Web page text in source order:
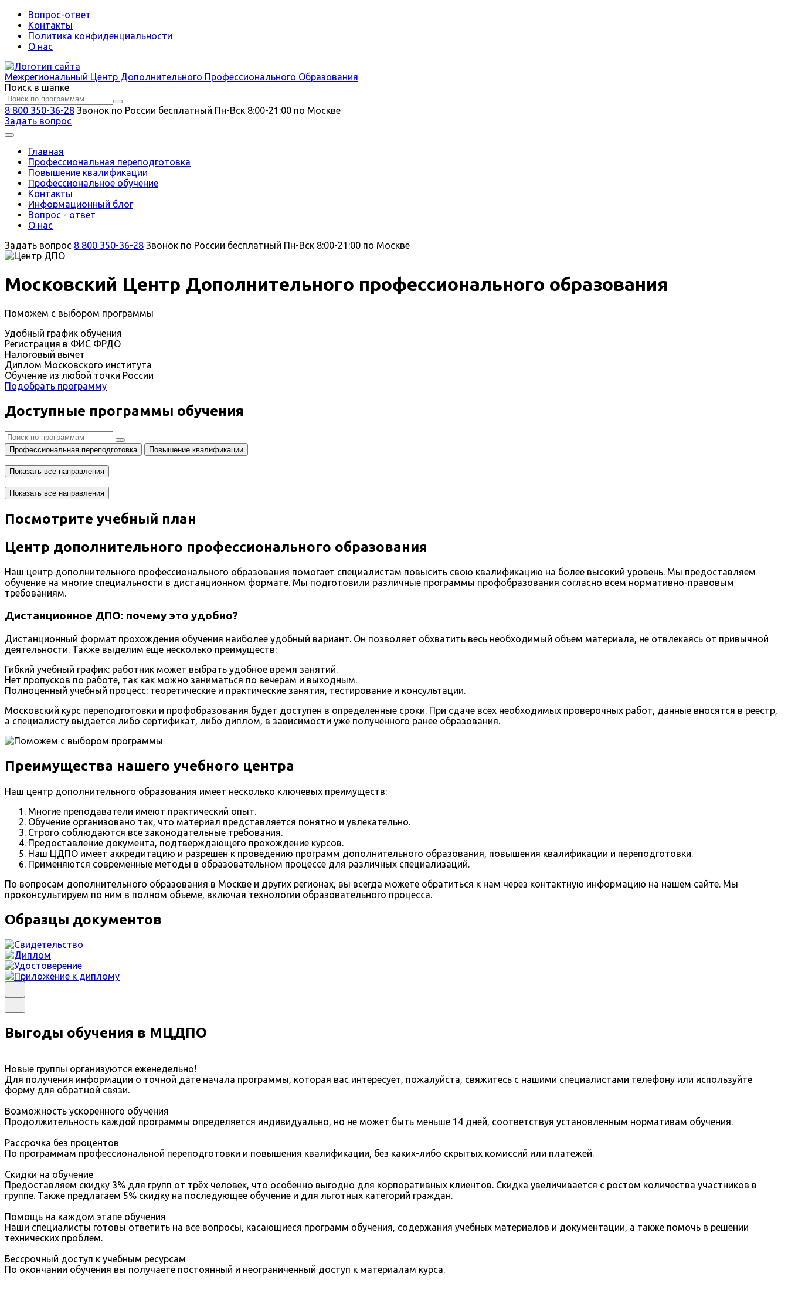
Вопрос-ответ
Контакты
Политика конфиденциальности
О нас
Межрегиональный Центр Дополнительного Профессионального Образования
Поиск в шапке
8 800 350-36-28 Звонок по России бесплатный Пн-Вск 8:00-21:00 по Москве
Задать вопрос
Главная
Профессиональная переподготовка
Повышение квалификации
Профессиональное обучение
Контакты
Информационный блог
Вопрос - ответ
О нас
Задать вопрос 8 800 350-36-28 Звонок по России бесплатный Пн-Вск 8:00-21:00 по Москве
Московский Центр Дополнительного профессионального образования
Поможем с выбором программы
Удобный график обучения
Регистрация в ФИС ФРДО
Налоговый вычет
Диплом Московского института
Обучение из любой точки России
Подобрать программу
Доступные программы обучения
Профессиональная переподготовка Повышение квалификации
Показать все направления
Показать все направления
Посмотрите учебный план
Центр дополнительного профессионального образования
Наш центр дополнительного профессионального образования помогает специалистам повысить свою квалификацию на более высокий уровень. Мы предоставляем
обучение на многие специальности в дистанционном формате. Мы подготовили различные программы профобразования согласно всем нормативно-правовым
требованиям.
Дистанционное ДПО: почему это удобно?
Дистанционный формат прохождения обучения наиболее удобный вариант. Он позволяет обхватить весь необходимый объем материала, не отвлекаясь от привычной
деятельности. Также выделим еще несколько преимуществ:
Гибкий учебный график: работник может выбрать удобное время занятий.
Нет пропусков по работе, так как можно заниматься по вечерам и выходным.
Полноценный учебный процесс: теоретические и практические занятия, тестирование и консультации.
Московский курс переподготовки и профобразования будет доступен в определенные сроки. При сдаче всех необходимых проверочных работ, данные вносятся в реестр,
а специалисту выдается либо сертификат, либо диплом, в зависимости уже полученного ранее образования.
Преимущества нашего учебного центра
Наш центр дополнительного образования имеет несколько ключевых преимуществ:
Многие преподаватели имеют практический опыт.
Обучение организовано так, что материал представляется понятно и увлекательно.
Строго соблюдаются все законодательные требования.
Предоставление документа, подтверждающего прохождение курсов.
Наш ЦДПО имеет аккредитацию и разрешен к проведению программ дополнительного образования, повышения квалификации и переподготовки.
Применяются современные методы в образовательном процессе для различных специализаций.
По вопросам дополнительного образования в Москве и других регионах, вы всегда можете обратиться к нам через контактную информацию на нашем сайте. Мы
проконсультируем по ним в полном объеме, включая технологии образовательного процесса.
Образцы документов
Выгоды обучения в МЦДПО
Новые группы организуются еженедельно!
Для получения информации о точной дате начала программы, которая вас интересует, пожалуйста, свяжитесь с нашими специалистами телефону или используйте
форму для обратной связи.
Возможность ускоренного обучения
Продолжительность каждой программы определяется индивидуально, но не может быть меньше 14 дней, соответствуя установленным нормативам обучения.
Рассрочка без процентов
По программам профессиональной переподготовки и повышения квалификации, без каких-либо скрытых комиссий или платежей.
Скидки на обучение
Предоставляем скидку 3% для групп от трёх человек, что особенно выгодно для корпоративных клиентов. Скидка увеличивается с ростом количества участников в
группе. Также предлагаем 5% скидку на последующее обучение и для льготных категорий граждан.
Помощь на каждом этапе обучения
Наши специалисты готовы ответить на все вопросы, касающиеся программ обучения, содержания учебных материалов и документации, а также помочь в решении
технических проблем.
Бессрочный доступ к учебным ресурсам
По окончании обучения вы получаете постоянный и неограниченный доступ к материалам курса.